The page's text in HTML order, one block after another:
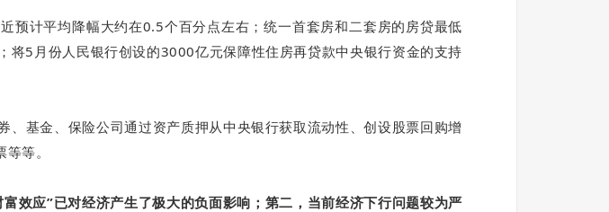
预计平均降幅大约在0.5个百分点左右；统一首套房和二套房的房贷最低
5月份人民银行创设的3000亿元保障性住房再贷款中央银行资金的支持
基金、保险公司通过资产质押从中央银行获取流动性、创设股票回购增
等。
效应”已对经济产生了极大的负面影响；第二，当前经济下行问题较为严